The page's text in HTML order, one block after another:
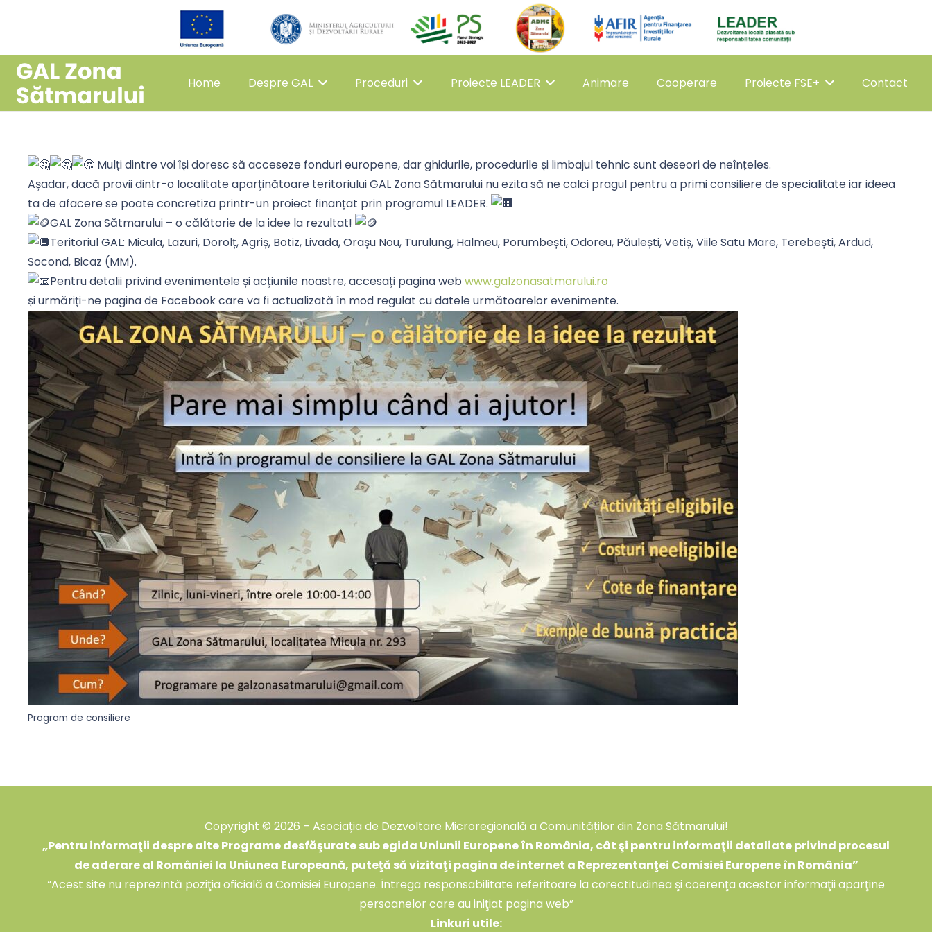
Home Despre GAL Proceduri Proiecte LEADER Animare Cooperare Proiecte FSE+ Contact
Mulți dintre voi își doresc să acceseze fonduri europene, dar ghidurile, procedurile și limbajul tehnic sunt deseori de neînțeles.
Așadar, dacă provii dintr-o localitate aparținătoare teritoriului GAL Zona Sătmarului nu ezita să ne calci pragul pentru a primi consiliere de specialitate iar ideea
ta de afacere se poate concretiza printr-un proiect finanțat prin programul LEADER.
GAL Zona Sătmarului – o călătorie de la idee la rezultat!
Teritoriul GAL: Micula, Lazuri, Dorolț, Agriș, Botiz, Livada, Orașu Nou, Turulung, Halmeu, Porumbești, Odoreu, Păulești, Vetiș, Viile Satu Mare, Terebești, Ardud,
Socond, Bicaz (MM).
Pentru detalii privind evenimentele și acțiunile noastre, accesați pagina web www.galzonasatmarului.ro
și urmăriți-ne pagina de Facebook care va fi actualizată în mod regulat cu datele următoarelor evenimente.
Program de consiliere
Copyright © 2026 – Asociația de Dezvoltare Microregională a Comunităților din Zona Sătmarului!
„Pentru informaţii despre alte Programe desfăşurate sub egida Uniunii Europene în România, cât şi pentru informaţii detaliate privind procesul
de aderare al României la Uniunea Europeană, puteţă să vizitaţi pagina de internet a Reprezentanţei Comisiei Europene în România”
“Acest site nu reprezintă poziţia oficială a Comisiei Europene. Întrega responsabilitate referitoare la corectitudinea şi coerenţa acestor informaţii aparţine
persoanelor care au iniţiat pagina web”
Linkuri utile: